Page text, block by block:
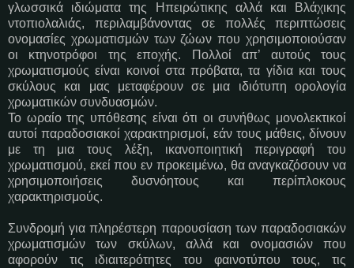
γλωσσικά ιδιώματα της Ηπειρώτικης αλλά και Βλάχικης
ντοπιολαλιάς, περιλαμβάνοντας σε πολλές περιπτώσεις
ονομασίες χρωματισμών των ζώων που χρησιμοποιούσαν
οι κτηνοτρόφοι της εποχής. Πολλοί απ’ αυτούς τους
χρωματισμούς είναι κοινοί στα πρόβατα, τα γίδια και τους
σκύλους και μας μεταφέρουν σε μια ιδιότυπη ορολογία
χρωματικών συνδυασμών.
Το ωραίο της υπόθεσης είναι ότι οι συνήθως μονολεκτικοί
αυτοί παραδοσιακοί χαρακτηρισμοί, εάν τους μάθεις, δίνουν
με τη μια τους λέξη, ικανοποιητική περιγραφή του
χρωματισμού, εκεί που εν προκειμένω, θα αναγκαζόσουν να
χρησιμοποιήσεις δυσνόητους και περίπλοκους
χαρακτηρισμούς.
Συνδρομή για πληρέστερη παρουσίαση των παραδοσιακών
χρωματισμών των σκύλων, αλλά και ονομασιών που
αφορούν τις ιδιαιτερότητες του φαινοτύπου τους, τις